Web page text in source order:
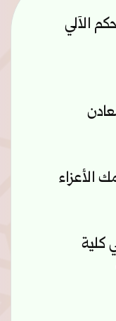
الآلي
الأعزاء
كلية